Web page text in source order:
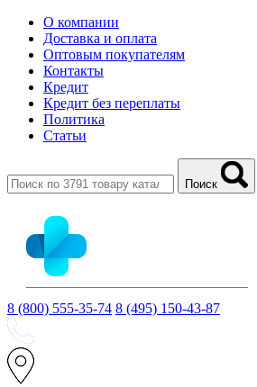
О компании
Доставка и оплата
Оптовым покупателям
Контакты
Кредит
Кредит без переплаты
Политика
Статьи
Поиск
8 (800) 555-35-74 8 (495) 150-43-87